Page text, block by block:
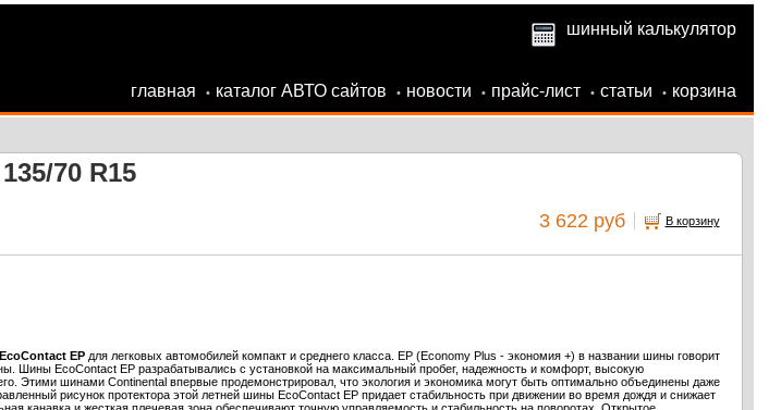
шинный калькулятор
главная • каталог АВТО сайтов • новости • прайс-лист • статьи • корзина
70 R15
3 622 руб В корзину
EPдля легковых автомобилей компакт и среднего класса. EP (Economy Plus - экономия +) в названии шины говорит
Шины EcoContact EP разрабатывались с установкой на максимальный пробег, надежность и комфорт, высокую
Этими шинами Continental впервые продемонстрировал, что экология и экономика могут быть оптимально объединены даже
рисунок протектора этой летней шины EcoContact EP придает стабильность при движении во время дождя и снижает